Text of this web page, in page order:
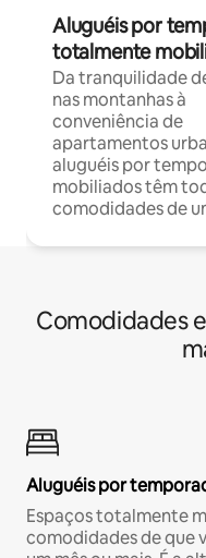
Aluguéis por
totalmente
Da tranquilidade
nas montanhas à
conveniência de
apartamentos
aluguéis por
mobiliados têm
comodidades de
Comodidades
Aluguéis por
Espaços totalmente
comodidades de que